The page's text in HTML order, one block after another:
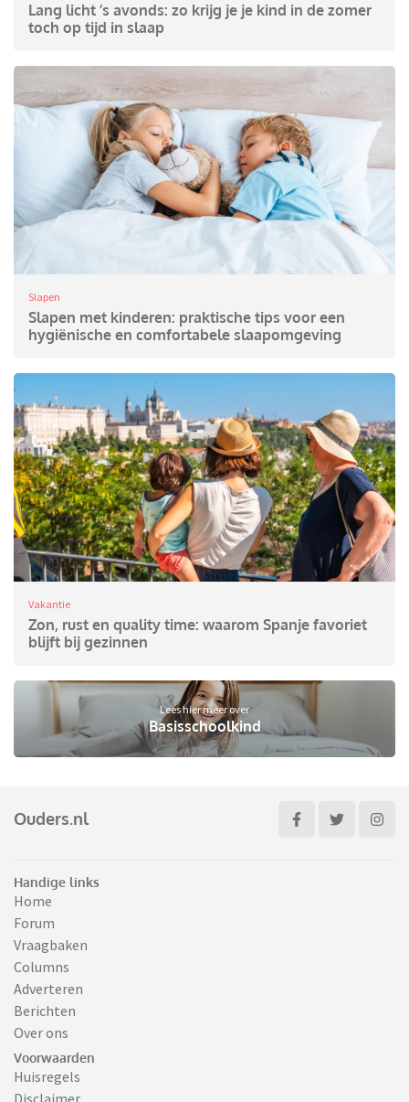
Lang licht ’s avonds: zo krijg je je kind in de zomer
toch op tijd in slaap
Slapen
Slapen met kinderen: praktische tips voor een
hygiënische en comfortabele slaapomgeving
Vakantie
Zon, rust en quality time: waarom Spanje favoriet
blijft bij gezinnen
Lees hier meer over
Basisschoolkind
Ouders.nl
Handige links
Home
Forum
Vraagbaken
Columns
Adverteren
Berichten
Over ons
Voorwaarden
Huisregels
Disclaimer